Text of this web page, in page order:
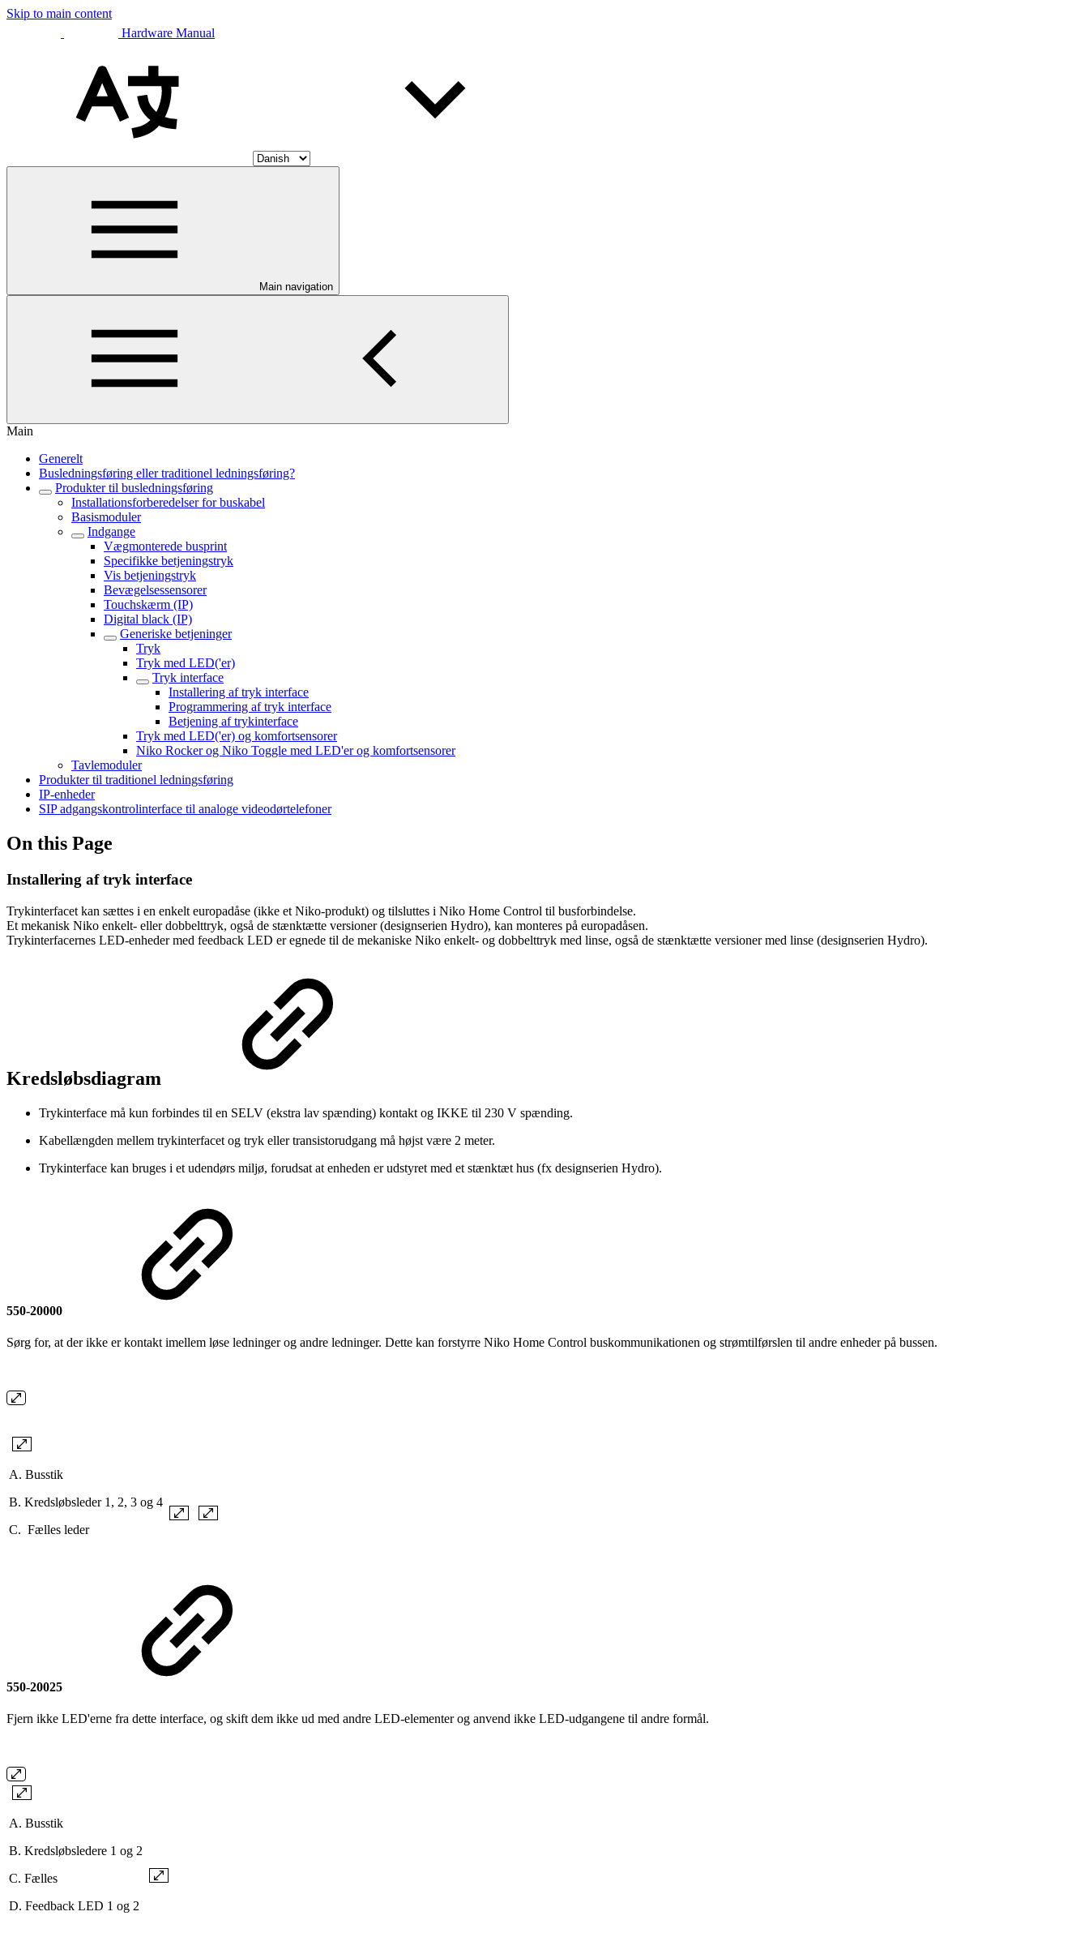
Skip to main content
Hardware Manual
Main navigation
Main
Generelt
Busledningsføring eller traditionel ledningsføring?
Produkter til busledningsføring
Installationsforberedelser for buskabel
Basismoduler
Indgange
Vægmonterede busprint
Specifikke betjeningstryk
Vis betjeningstryk
Bevægelsessensorer
Touchskærm (IP)
Digital black (IP)
Generiske betjeninger
Tryk
Tryk med LED('er)
Tryk interface
Installering af tryk interface
Programmering af tryk interface
Betjening af trykinterface
Tryk med LED('er) og komfortsensorer
Niko Rocker og Niko Toggle med LED'er og komfortsensorer
Tavlemoduler
Produkter til traditionel ledningsføring
IP-enheder
SIP adgangskontrolinterface til analoge videodørtelefoner
On this Page
Installering af tryk interface
Trykinterfacet kan sættes i en enkelt europadåse (ikke et Niko-produkt) og tilsluttes i Niko Home Control til busforbindelse.
Et mekanisk Niko enkelt- eller dobbelttryk, også de stænktætte versioner (designserien Hydro), kan monteres på europadåsen.
Trykinterfacernes LED-enheder med feedback LED er egnede til de mekaniske Niko enkelt- og dobbelttryk med linse, også de stænktætte versioner med linse (designserien Hydro).
Kredsløbsdiagram
Trykinterface må kun forbindes til en SELV (ekstra lav spænding) kontakt og IKKE til 230 V spænding.
Kabellængden mellem trykinterfacet og tryk eller transistorudgang må højst være 2 meter.
Trykinterface kan bruges i et udendørs miljø, forudsat at enheden er udstyret med et stænktæt hus (fx designserien Hydro).
550-20000
Sørg for, at der ikke er kontakt imellem løse ledninger og andre ledninger. Dette kan forstyrre Niko Home Control buskommunikationen og strømtilførslen til andre enheder på bussen.
A. Busstik
B. Kredsløbsleder 1, 2, 3 og 4
C. Fælles leder
550-20025
Fjern ikke LED'erne fra dette interface, og skift dem ikke ud med andre LED-elementer og anvend ikke LED-udgangene til andre formål.
A. Busstik
B. Kredsløbsledere 1 og 2
C. Fælles
D. Feedback LED 1 og 2